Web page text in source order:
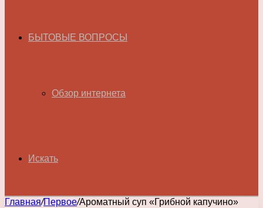
БЫТОВЫЕ ВОПРОСЫ
Обзор интернета
Искать
Главная/Первое/Ароматный суп «Грибной капучино»